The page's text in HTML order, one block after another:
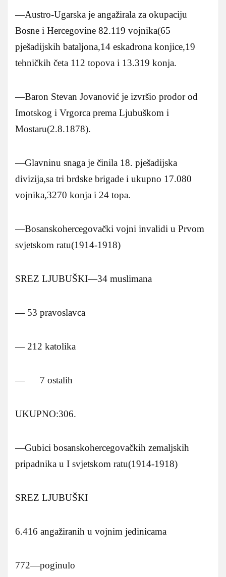
—Austro-Ugarska je angažirala za okupaciju
Bosne i Hercegovine 82.119 vojnika(65
pješadijskih bataljona,14 eskadrona konjice,19
tehničkih četa 112 topova i 13.319 konja.
—Baron Stevan Jovanović je izvršio prodor od
Imotskog i Vrgorca prema Ljubuškom i
Mostaru(2.8.1878).
—Glavninu snaga je činila 18. pješadijska
divizija,sa tri brdske brigade i ukupno 17.080
vojnika,3270 konja i 24 topa.
—Bosanskohercegovački vojni invalidi u Prvom
svjetskom ratu(1914-1918)
SREZ LJUBUŠKI—34 muslimana
— 53 pravoslavca
— 212 katolika
— 7 ostalih
UKUPNO:306.
—Gubici bosanskohercegovačkih zemaljskih
pripadnika u I svjetskom ratu(1914-1918)
SREZ LJUBUŠKI
6.416 angažiranih u vojnim jedinicama
772—poginulo